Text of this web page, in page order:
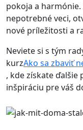
pokoja a
nepotrebné veci,
nové príležitosti a
Neviete si s tým
kurzAko sa zbaviť
, kde získate ďalšie
inšpiráciu pre váš